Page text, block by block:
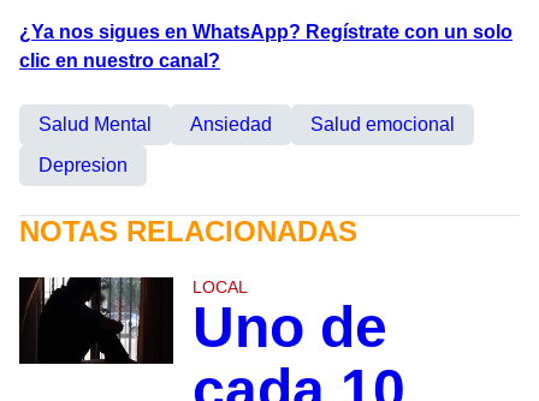
¿Ya nos sigues en WhatsApp? Regístrate con un solo
clic en nuestro canal?
Salud Mental Ansiedad
Salud emocional
Depresion
NOTAS RELACIONADAS
LOCAL
Uno de